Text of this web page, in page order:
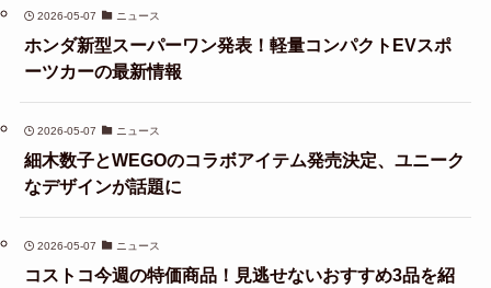
2026-05-07 ニュース
ホンダ新型スーパーワン発表！軽量コンパクトEVスポ
ーツカーの最新情報
2026-05-07 ニュース
細木数子とWEGOのコラボアイテム発売決定、ユニーク
なデザインが話題に
2026-05-07 ニュース
コストコ今週の特価商品！見逃せないおすすめ3品を紹